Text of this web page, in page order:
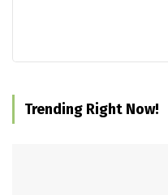
Trending Right Now!